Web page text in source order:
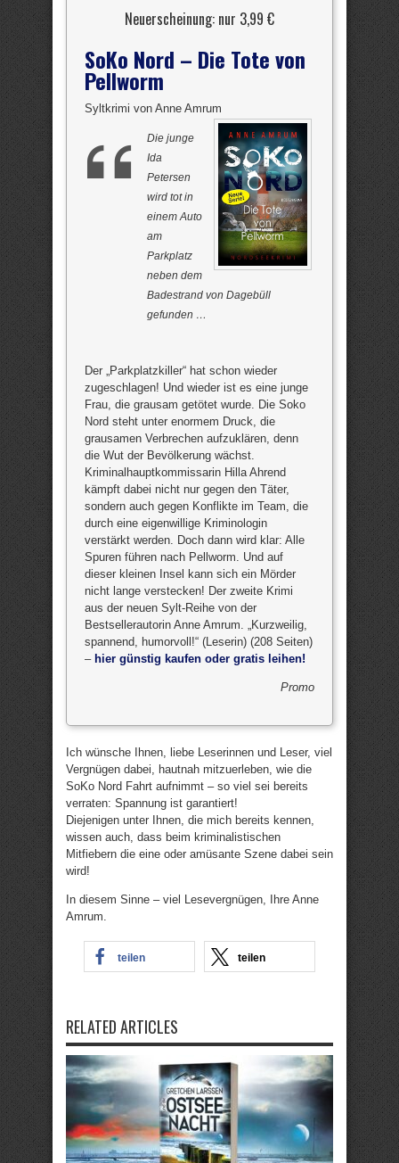
Neuerscheinung: nur 3,99 €
SoKo Nord – Die Tote von
Pellworm
Syltkrimi von Anne Amrum
Die junge
Ida
Petersen
wird tot in
einem Auto
am
Parkplatz
neben dem
Badestrand von Dagebüll
gefunden …
Der „Parkplatzkiller“ hat schon wieder
zugeschlagen! Und wieder ist es eine junge
Frau, die grausam getötet wurde. Die Soko
Nord steht unter enormem Druck, die
grausamen Verbrechen aufzuklären, denn
die Wut der Bevölkerung wächst.
Kriminalhauptkommissarin Hilla Ahrend
kämpft dabei nicht nur gegen den Täter,
sondern auch gegen Konflikte im Team, die
durch eine eigenwillige Kriminologin
verstärkt werden. Doch dann wird klar: Alle
Spuren führen nach Pellworm. Und auf
dieser kleinen Insel kann sich ein Mörder
nicht lange verstecken! Der zweite Krimi
aus der neuen Sylt-Reihe von der
Bestsellerautorin Anne Amrum. „Kurzweilig,
spannend, humorvoll!“ (Leserin) (208 Seiten)
– hier günstig kaufen oder gratis leihen!
Promo
Ich wünsche Ihnen, liebe Leserinnen und Leser, viel
Vergnügen dabei, hautnah mitzuerleben, wie die
SoKo Nord Fahrt aufnimmt – so viel sei bereits
verraten: Spannung ist garantiert!
Diejenigen unter Ihnen, die mich bereits kennen,
wissen auch, dass beim kriminalistischen
Mitfiebern die eine oder amüsante Szene dabei sein
wird!
In diesem Sinne – viel Lesevergnügen, Ihre Anne
Amrum.
teilen teilen
RELATED ARTICLES